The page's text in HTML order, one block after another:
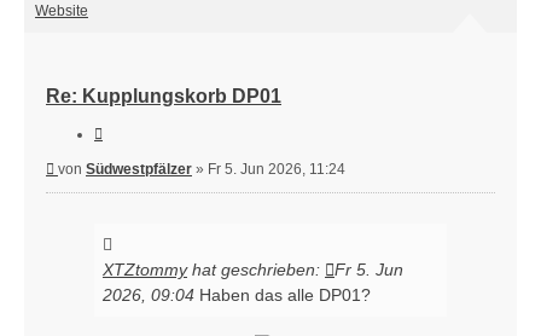
von
Website
Re: Kupplungskorb DP01
Beitrag
von Südwestpfälzer » Fr 5. Jun 2026, 11:24
XTZtommyhat geschrieben:
Fr 5. Jun
2026, 09:04 Haben das alle DP01?